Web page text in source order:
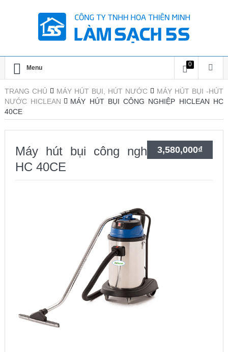
Menu 0
TRANG CHỦ MÁY HÚT BỤI, HÚT NƯỚC
MÁY HÚT BỤI -HÚT
NƯỚC HICLEAN
MÁY HÚT BỤI CÔNG NGHIỆP HICLEAN HC
40CE
Máy hút bụi công nghiệp HiClean
HC 40CE
3,580,000₫